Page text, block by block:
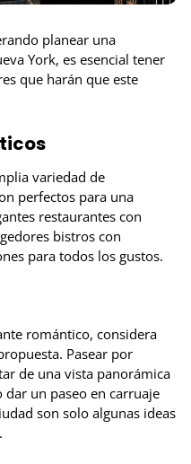
planear una
York, es esencial tener
que harán que este
variedad de
perfectos para una
restaurantes con
bistros con
para todos los gustos.
romántico, considera
Pasear por
de una vista panorámica
dar un paseo en carruaje
son solo algunas ideas